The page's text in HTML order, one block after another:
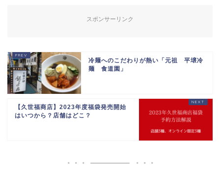
スポンサーリンク
冷麺へのこだわりが熱い「元祖 平壌冷
麺 食道園」
【久世福商店】2023年度福袋発売開始
はいつから？店舗はどこ？